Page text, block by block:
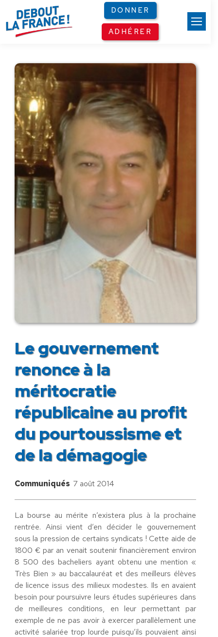
DONNER
ADHÉRER
Le gouvernement
renonce à la
méritocratie
républicaine au profit
du pourtoussisme et
de la démagogie
Communiqués 7 août 2014
La bourse au mérite n’existera plus à la prochaine
rentrée. Ainsi vient d’en décider le gouvernement
sous la pression de certains syndicats ! Cette aide de
1800 € par an venait soutenir financièrement environ
8 500 des bacheliers ayant obtenu une mention «
Très Bien » au baccalauréat et des meilleurs élèves
de licence issus des milieux modestes. Ils en avaient
besoin pour poursuivre leurs études supérieures dans
de meilleures conditions, en leur permettant par
exemple de ne pas avoir à exercer parallèlement une
activité salariée trop lourde puisqu’ils pouvaient ainsi
Panneau de gestion des cookies